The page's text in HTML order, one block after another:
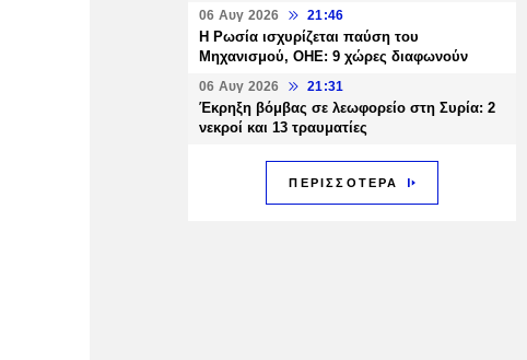
06 Αυγ 2026 21:46
Η Ρωσία ισχυρίζεται παύση του
Μηχανισμού, ΟΗΕ: 9 χώρες διαφωνούν
06 Αυγ 2026 21:31
Έκρηξη βόμβας σε λεωφορείο στη Συρία: 2
νεκροί και 13 τραυματίες
ΠΕΡΙΣΣΟΤΕΡΑ